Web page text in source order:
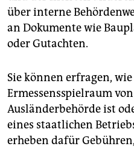
über interne
an Dokumente wie
oder Gutachten.
Sie können erfragen,
Ermessensspielraum
Ausländerbehörde ist
eines staatlichen
erheben dafür